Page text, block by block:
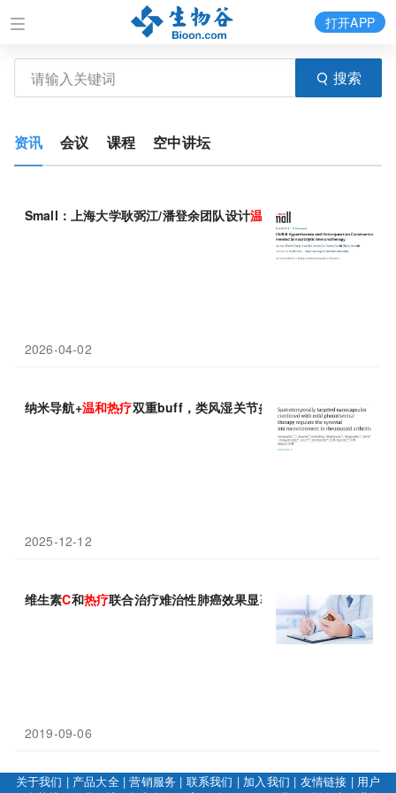
搜索
打开APP
资讯 会议 课程 空中讲坛
Small：上海大学耿弼江/潘登余团队设计温和 NIR-II
2026-04-02
纳米导航+温和热疗双重buff，类风湿关节炎肿痛与骨损伤一并终结
2025-12-12
维生素C和热疗联合治疗难治性肺癌效果显著
2019-09-06
关于我们 | 产品大全|营销服务 | 联系我们 | 加入我们 | 友情链接 | 用户